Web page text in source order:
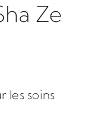
Ze
les soins